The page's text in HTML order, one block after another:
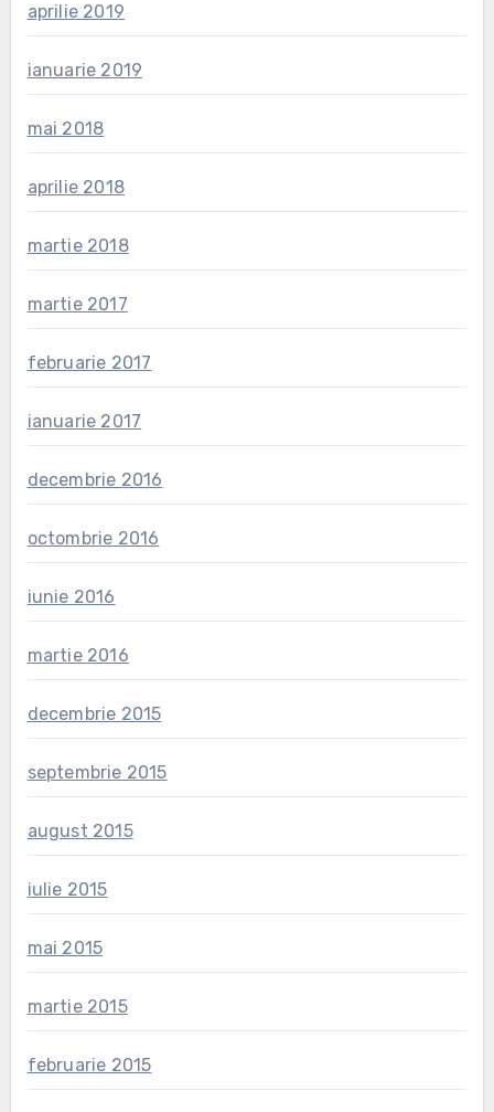
aprilie 2019
ianuarie 2019
mai 2018
aprilie 2018
martie 2018
martie 2017
februarie 2017
ianuarie 2017
decembrie 2016
octombrie 2016
iunie 2016
martie 2016
decembrie 2015
septembrie 2015
august 2015
iulie 2015
mai 2015
martie 2015
februarie 2015